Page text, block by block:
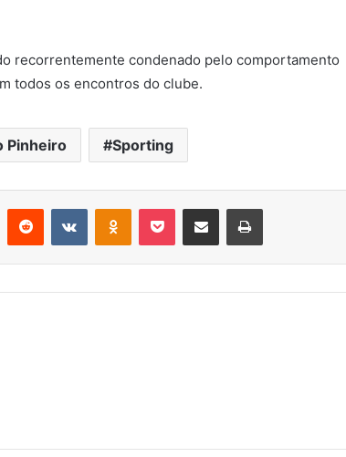
recorrentemente condenado pelo comportamento
todos os encontros do clube.
Pinheiro Sporting
PinterestReddit VK OK Pocket Compartilhar via e-mail Imprimir